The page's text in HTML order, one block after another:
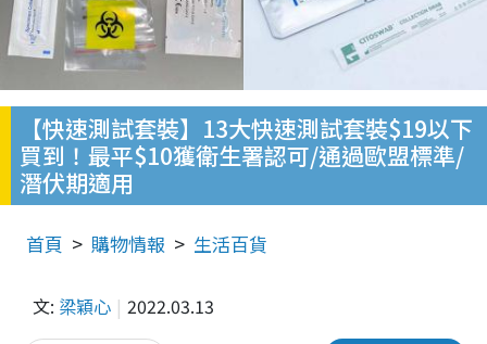
【快速測試套裝】13大快速測試套裝$19以下
買到！最平$10獲衛生署認可/通過歐盟標準/
潛伏期適用
首頁 購物情報 生活百貨
文: 梁穎心 2022.03.13